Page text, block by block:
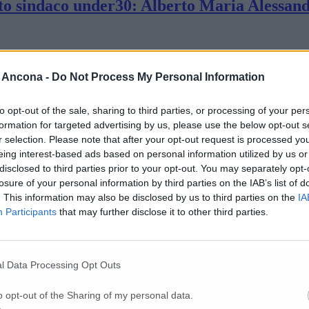
- Do Not Process My Personal Information
opt-out of the sale, sharing to third parties, or processing of your
for targeted advertising by us, please use the below opt-out
selection. Please note that after your opt-out request is processed
interest-based ads based on personal information utilized by us
to third parties prior to your opt-out. You may separately
of your personal information by third parties on the IAB’s list of
This information may also be disclosed by us to third parties on the
Participants that may further disclose it to other third parties.
Data Processing Opt Outs
opt-out of the Sharing of my personal data.
sindaco under30: Alberto Maria
con il simbolo apre a dialogo e alleanze
il sindaco Pugnaloni e famiglia
di Pugnaloni
nel 2019
presidente, Bonifazi direttore